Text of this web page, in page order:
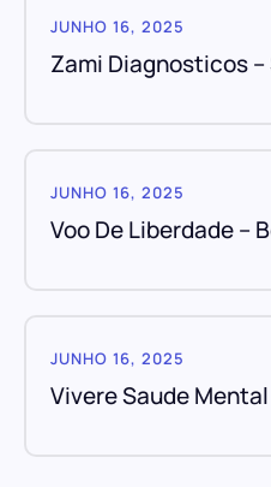
JUNHO 16, 2025
Zami Diagnosticos
JUNHO 16, 2025
Voo De Liberdade –
JUNHO 16, 2025
Vivere Saude